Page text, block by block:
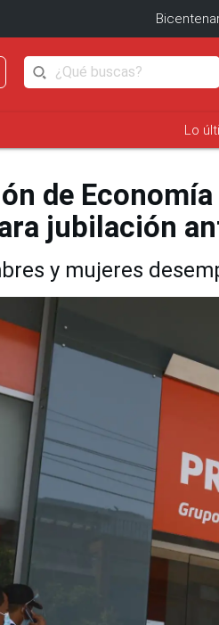
Lo
de
jubilación
y mujeres